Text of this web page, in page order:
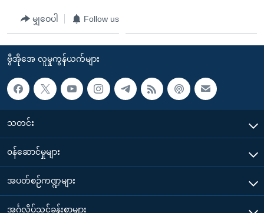
မျှဝေပါ Follow us
ဗွီအိုအေ လူမှုကွန်ယက်များ
သတင်း
၀န်ဆောင်မှုများ
အပတ်စဉ်ကဏ္ဍများ
အင်္ဂလိပ်သင်ခန်းစာများ